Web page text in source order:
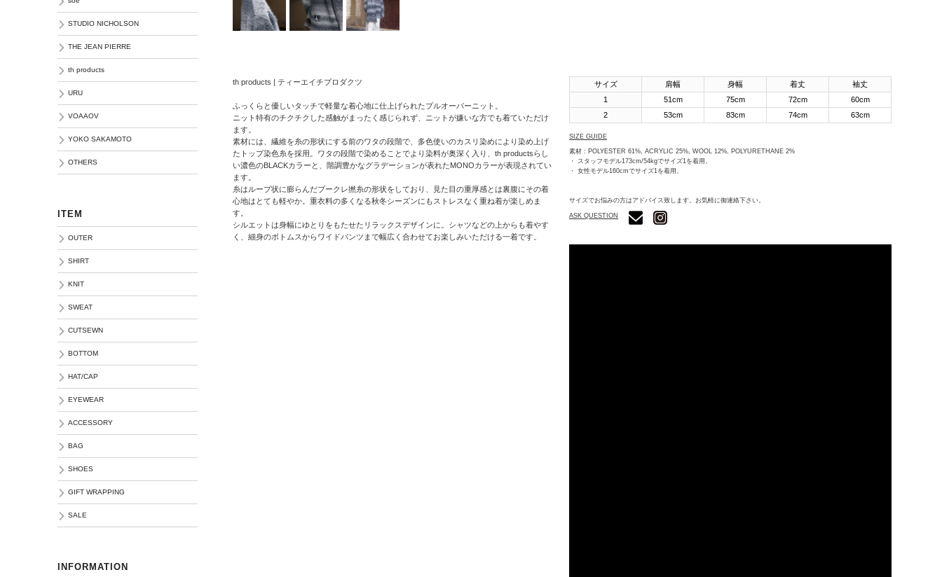
URU
OTHERS
th products | ティーエイチプロダクツ
ふっくらと優しいタッチで軽量な着心地に仕上げられたプルオーバーニット。
ニット特有のチクチクした感触がまったく感じられず、ニットが嫌いな方でも着ていただけ
ます。
素材には、繊維を糸の形状にする前のワタの段階で、多色使いのカスリ染めにより染め上げ
たトップ染色糸を採用。ワタの段階で染めることでより染料が奥深く入り、th productsらし
い濃色のBLACKカラーと、階調豊かなグラデーションが表れたMONOカラーが表現されてい
ます。
糸はループ状に膨らんだブークレ撚⽷の形状をしており、見た目の重厚感とは裏腹にその着
心地はとても軽やか。重衣料の多くなる秋冬シーズンにもストレスなく重ね着が楽しめま
す。
シルエットは身幅にゆとりをもたせたリラックスデザインに。シャツなどの上からも着やす
く、細身のボトムスからワイドパンツまで幅広く合わせてお楽しみいただける一着です。
サイズ 肩幅 身幅 着丈
袖丈
1
51cm 75cm 72cm
60cm
2
53cm 83cm 74cm 63cm
SIZE GUIDE
素材 : POLYESTER 61%, ACRYLIC 25%, WOOL 12%, POLYURETHANE 2%
・ スタッフモデル173cm/54kgでサイズ1を着用。
・ 女性モデル160cmでサイズ1を着用。
サイズでお悩みの方はアドバイス致します。お気軽に御連絡下さい。
ASK QUESTION
STUDIO NICHOLSON
THE JEAN PIERRE
th products
URU
VOAAOV
YOKO SAKAMOTO
OTHERS
ITEM
OUTER
SHIRT
KNIT
SWEAT
CUTSEWN
BOTTOM
HAT/CAP
EYEWEAR
ACCESSORY
BAG
SHOES
GIFT WRAPPING
SALE
INFORMATION